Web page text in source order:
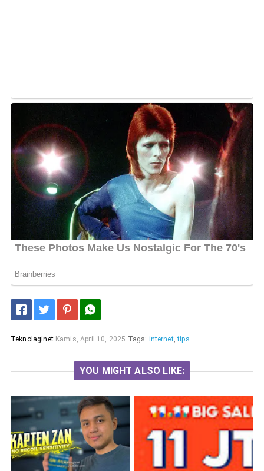
Teknolaginet Kamis, April 10, 2025 Tags: internet,tips
YOU MIGHT ALSO LIKE: